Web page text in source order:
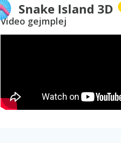
Snake Island 3D
Video gejmplej